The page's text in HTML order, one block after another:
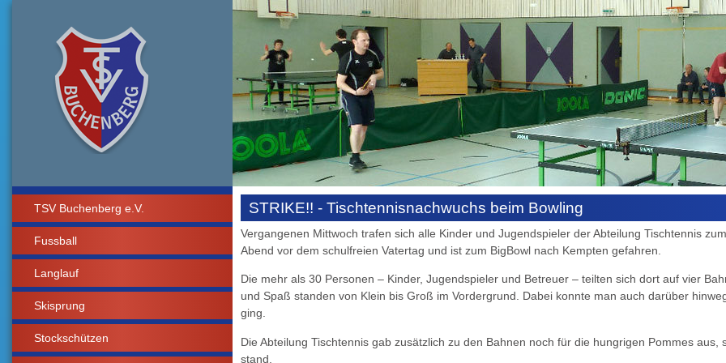
TSV Buchenberg e.V.
Fussball
Langlauf
Skisprung
Stockschützen
STRIKE!! - Tischtennisnachwuchs beim Bowling
Vergangenen Mittwoch trafen sich alle Kinder und Jugendspieler der Abteilung Tischtennis
Abend vor dem schulfreien Vatertag und ist zum BigBowl nach Kempten gefahren.
Die mehr als 30 Personen – Kinder, Jugendspieler und Betreuer – teilten sich dort auf vier
und Spaß standen von Klein bis Groß im Vordergrund. Dabei konnte man auch darüber
ging.
Die Abteilung Tischtennis gab zusätzlich zu den Bahnen noch für die hungrigen Pommes
stand.